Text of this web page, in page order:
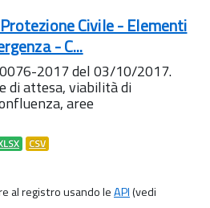
Civile - Elementi
- C...
2017 del 03/10/2017.
di attesa, viabilità di
aree
CSV
al registro usando leAPI(vedi